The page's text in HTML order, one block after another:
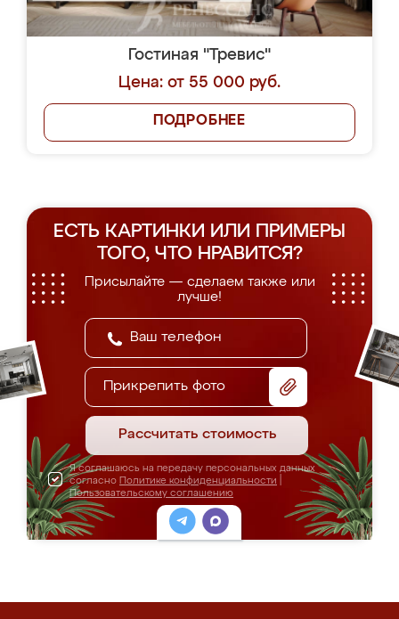
Гостиная "Тревис"
Цена: от 55 000 руб.
ПОДРОБНЕЕ
ЕСТЬ КАРТИНКИ ИЛИ ПРИМЕРЫ
ТОГО, ЧТО НРАВИТСЯ?
Присылайте — сделаем также или
лучше!
Прикрепить фото
Рассчитать стоимость
Я соглашаюсь на передачу персональных данных
согласно Политике конфиденциальности
Пользовательскому соглашению